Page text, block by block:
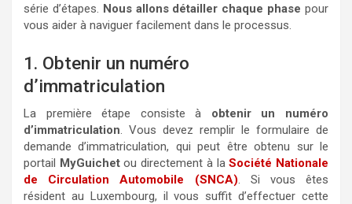
série d’étapes. Nous allons détailler chaque phase pour
vous aider à naviguer facilement dans le processus.
1. Obtenir un numéro
d’immatriculation
La première étape consiste à obtenir un numéro
d’immatriculation . Vous devez remplir le formulaire de
demande d’immatriculation, qui peut être obtenu sur le
portail MyGuichetou directement à laSociété Nationale
de Circulation Automobile (SNCA) . Si vous êtes
résident au Luxembourg, il vous suffit d’effectuer cette